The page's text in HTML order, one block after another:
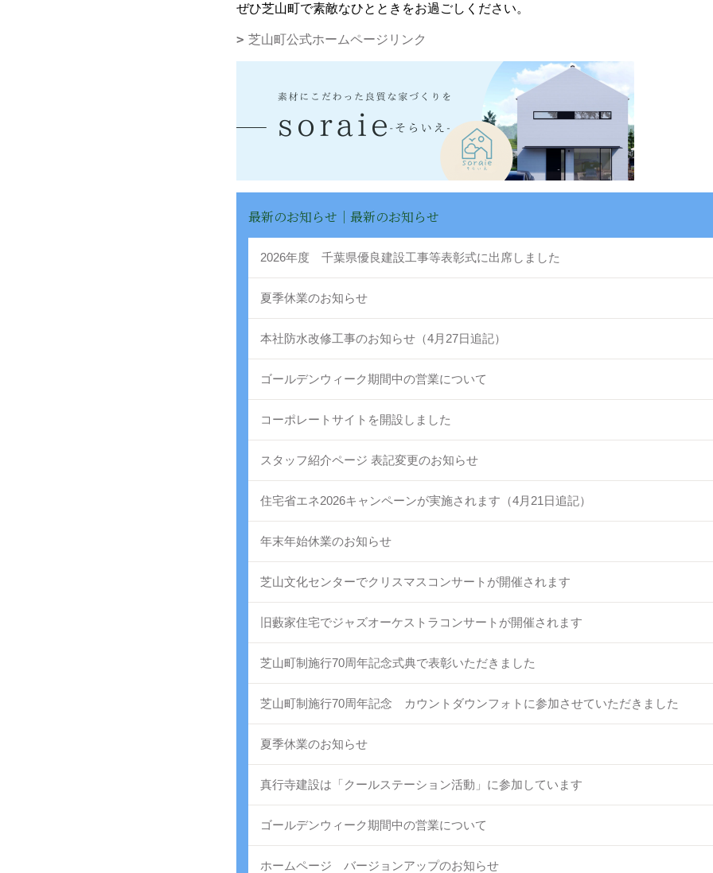
ぜひ芝山町で素敵なひとときをお過ごしください。
芝山町公式ホームページリンク
最新のお知らせ｜最新のお知らせ
2026年度 千葉県優良建設工事等表彰式に出席しました
夏季休業のお知らせ
本社防水改修工事のお知らせ（4月27日追記）
ゴールデンウィーク期間中の営業について
コーポレートサイトを開設しました
スタッフ紹介ページ 表記変更のお知らせ
住宅省エネ2026キャンペーンが実施されます（4月21日追記）
年末年始休業のお知らせ
芝山文化センターでクリスマスコンサートが開催されます
旧藪家住宅でジャズオーケストラコンサートが開催されます
芝山町制施行70周年記念式典で表彰いただきました
芝山町制施行70周年記念 カウントダウンフォトに参加させていただきました
夏季休業のお知らせ
真行寺建設は「クールステーション活動」に参加しています
ゴールデンウィーク期間中の営業について
ホームページ バージョンアップのお知らせ